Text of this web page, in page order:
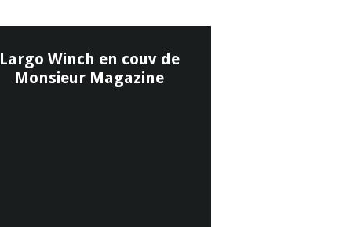
Largo Winch en couv de
Monsieur Magazine